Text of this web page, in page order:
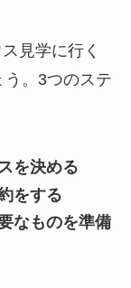
見学に行く
う。3つのステ
を決める
をする
なものを準備